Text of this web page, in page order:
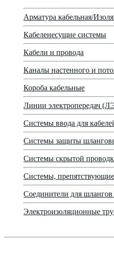
Арматура кабельная/
Кабеленесущие системы
Кабели и провода
Каналы настенного и
Короба кабельные
Линии электропередач
Системы ввода для
Системы защиты
Системы скрытой
Системы,
Соединители для шлангов
Электроизоляционные